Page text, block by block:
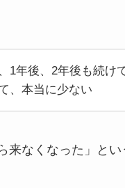
1年後、2年後も続け
、本当に少ない
来なくなった」とい